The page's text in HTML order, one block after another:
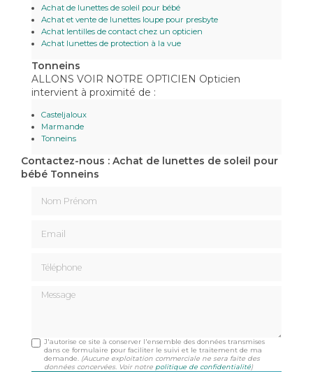
Achat de lunettes de soleil pour bébé
Achat et vente de lunettes loupe pour presbyte
Achat lentilles de contact chez un opticien
Achat lunettes de protection à la vue
Tonneins
ALLONS VOIR NOTRE OPTICIEN Opticien
intervient à proximité de :
Casteljaloux
Marmande
Tonneins
Contactez-nous : Achat de lunettes de soleil pour
bébé Tonneins
Message
J'autorise ce site à conserver l'ensemble des données transmises
dans ce formulaire pour faciliter le suivi et le traitement de ma
demande. (Aucune exploitation commerciale ne sera faite des
données concervées. Voir notre politique de confidentialité)